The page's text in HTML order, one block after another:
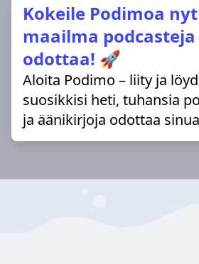
Kokeile Podimoa
maailma podcasteja
odottaa! 🚀
Aloita Podimo – liity ja
suosikkisi heti, tuhansia
ja äänikirjoja odottaa